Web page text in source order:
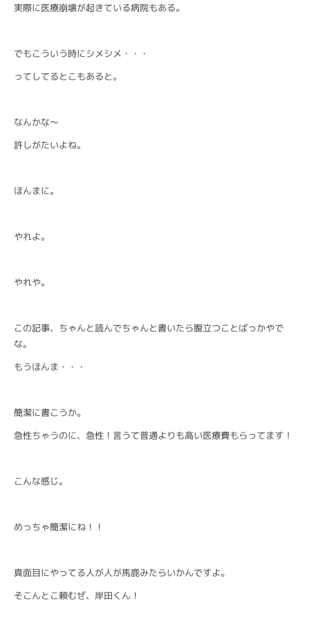
実際に医療崩壊が起きている病院もある。
でもこういう時にシメシメ・・・
ってしてるとこもあると。
なんかな〜
許しがたいよね。
ほんまに。
やれよ。
やれや。
この記事、ちゃんと読んでちゃんと書いたら腹立つことばっかやで
な。
もうほんま・・・
簡潔に書こうか。
急性ちゃうのに、急性！言うて普通よりも高い医療費もらってます！
こんな感じ。
めっちゃ簡潔にね！！
真面目にやってる人が人が馬鹿みたらいかんですよ。
そこんとこ頼むぜ、岸田くん！